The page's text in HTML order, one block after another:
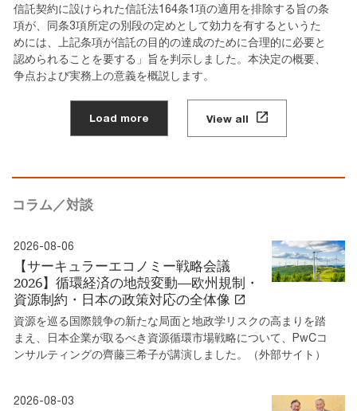
信託契約に設けられた信託法164条1項の適用を排除する旨の条
項が、同条3項所定の別段の定めとして効力を有するというた
めには、上記条項が信託の目的の達成のために合理的に必要と
認められることを要する」旨を判示しました。本決定の概要、
争点および実務上の意義を概説します。
Load more View all
コラム／対談
2026-08-06
【サーキュラーエコノミー戦略会議
2026】循環経済の地殻変動―欧州規制・
資源制約・日本の政策対応の全体像
資源を巡る国際競争の新たな局面と地政学リスクの高まりを踏
まえ、日本企業が取るべき資源循環市場戦略について、PwCコ
ンサルティングの齊藤三希子が講演しました。（外部サイト）
2026-08-03